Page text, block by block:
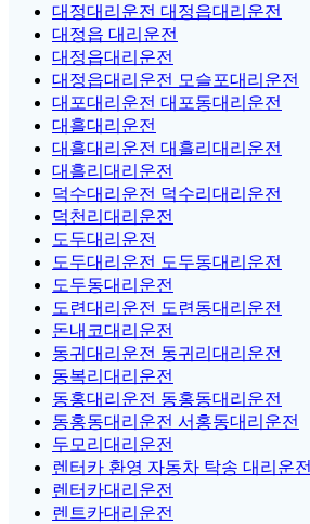
대정대리운전 대정읍대리운전
대정읍 대리운전
대정읍대리운전
대정읍대리운전 모슬포대리운전
대포대리운전 대포동대리운전
대흘대리운전
대흘대리운전 대흘리대리운전
대흘리대리운전
덕수대리운전 덕수리대리운전
덕천리대리운전
도두대리운전
도두대리운전 도두동대리운전
도두동대리운전
도련대리운전 도련동대리운전
돈내코대리운전
동귀대리운전 동귀리대리운전
동복리대리운전
동홍대리운전 동홍동대리운전
동홍동대리운전 서홍동대리운전
두모리대리운전
렌터카 환영 자동차 탁송 대리운전
렌터카대리운전
렌트카대리운전